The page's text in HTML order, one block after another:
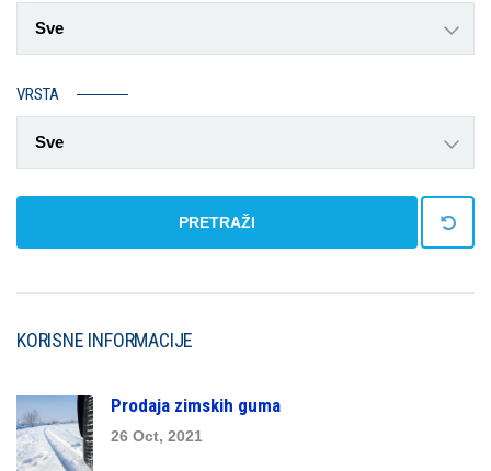
Sve
VRSTA
Sve
PRETRAŽI
KORISNE INFORMACIJE
Prodaja zimskih guma
26 Oct, 2021